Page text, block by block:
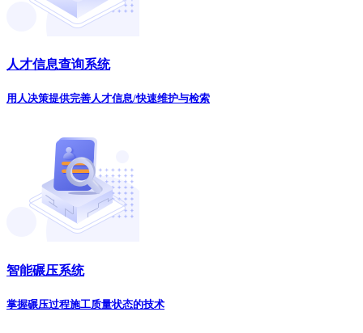
人才信息查询系统
用人决策提供完善人才信息/快速维护与检索
智能碾压系统
掌握碾压过程施工质量状态的技术